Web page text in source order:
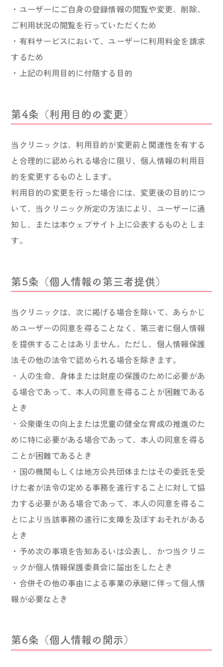
・ユーザーにご自身の登録情報の閲覧や変更、削除、
ご利用状況の閲覧を行っていただくため
・有料サービスにおいて、ユーザーに利用料金を請求
するため
・上記の利用目的に付随する目的
第4条（利用目的の変更）
当クリニックは、利用目的が変更前と関連性を有する
と合理的に認められる場合に限り、個人情報の利用目
的を変更するものとします。
利用目的の変更を行った場合には、変更後の目的につ
いて、当クリニック所定の方法により、ユーザーに通
知し、または本ウェブサイト上に公表するものとしま
す。
第5条（個人情報の第三者提供）
当クリニックは、次に掲げる場合を除いて、あらかじ
めユーザーの同意を得ることなく、第三者に個人情報
を提供することはありません。ただし、個人情報保護
法その他の法令で認められる場合を除きます。
・人の生命、身体または財産の保護のために必要があ
る場合であって、本人の同意を得ることが困難である
とき
・公衆衛生の向上または児童の健全な育成の推進のた
めに特に必要がある場合であって、本人の同意を得る
ことが困難であるとき
・国の機関もしくは地方公共団体またはその委託を受
けた者が法令の定める事務を遂行することに対して協
力する必要がある場合であって、本人の同意を得るこ
とにより当該事務の遂行に支障を及ぼすおそれがある
とき
・予め次の事項を告知あるいは公表し、かつ当クリニ
ックが個人情報保護委員会に届出をしたとき
・合併その他の事由による事業の承継に伴って個人情
報が必要なとき
第6条（個人情報の開示）